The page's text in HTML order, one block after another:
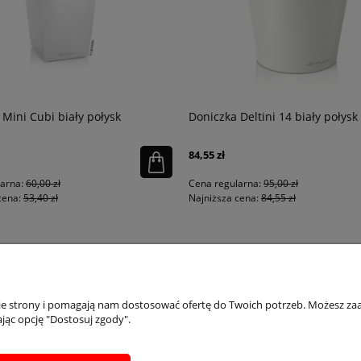
Cubi biały połysk
60,00 zł
53,40 zł
Doniczka Deltini 14 biały połysk
84,55 zł
Cena regularna: 95,00 zł
Najniższa cena: 84,55 zł
Dostępne formy płatości
strony i pomagają nam dostosować ofertę do Twoich potrzeb. Możesz
opcję "Dostosuj zgody".